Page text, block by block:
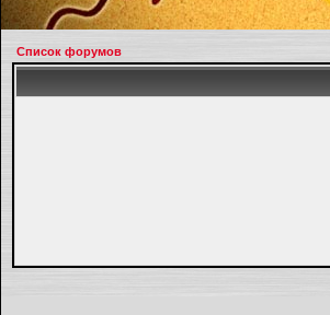
Список форумов